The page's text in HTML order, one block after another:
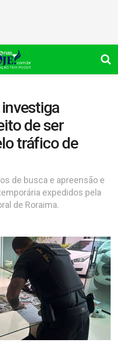
de ser
tráfico de
de busca e apreensão e
expedidos pela
de Roraima.